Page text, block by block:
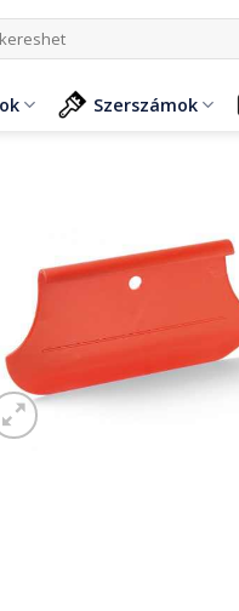
Szerszámok